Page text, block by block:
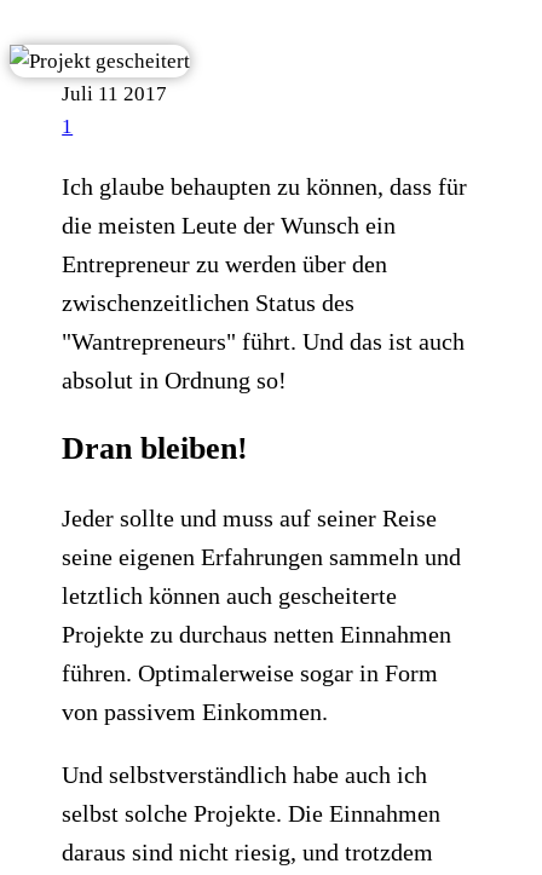
Juli 11 2017
1
Ich glaube behaupten zu können, dass für
die meisten Leute der Wunsch ein
Entrepreneur zu werden über den
zwischenzeitlichen Status des
"Wantrepreneurs" führt. Und das ist auch
absolut in Ordnung so!
Dran bleiben!
Jeder sollte und muss auf seiner Reise
seine eigenen Erfahrungen sammeln und
letztlich können auch gescheiterte
Projekte zu durchaus netten Einnahmen
führen. Optimalerweise sogar in Form
von passivem Einkommen.
Und selbstverständlich habe auch ich
selbst solche Projekte. Die Einnahmen
daraus sind nicht riesig, und trotzdem